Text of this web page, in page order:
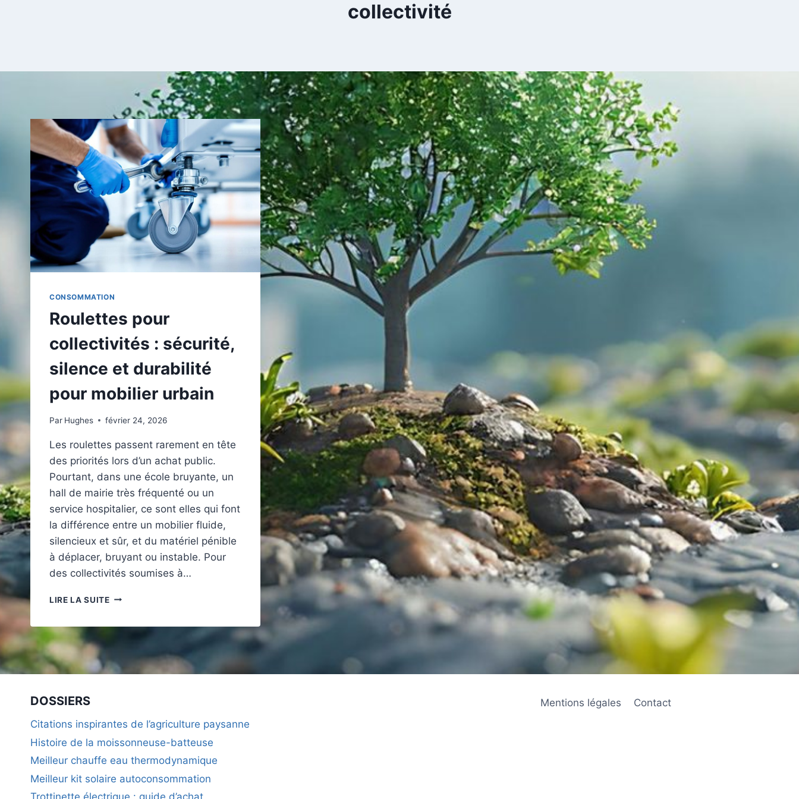
collectivité
CONSOMMATION
Roulettes pour
collectivités : sécurité,
silence et durabilité
pour mobilier urbain
Par Hughes février 24, 2026
Les roulettes passent rarement en tête
des priorités lors d’un achat public.
Pourtant, dans une école bruyante, un
hall de mairie très fréquenté ou un
service hospitalier, ce sont elles qui font
la différence entre un mobilier fluide,
silencieux et sûr, et du matériel pénible
à déplacer, bruyant ou instable. Pour
des collectivités soumises à…
LIRE LA SUITEROULETTES
SILENCE
ET
URBAIN
DOSSIERS
Citations inspirantes de l’agriculture paysanne
Histoire de la moissonneuse-batteuse
Meilleur chauffe eau thermodynamique
Meilleur kit solaire autoconsommation
Mentions légales Contact